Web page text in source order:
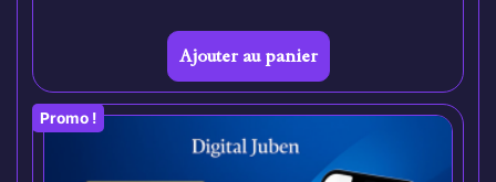
Ajouter au panier
Promo !